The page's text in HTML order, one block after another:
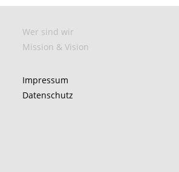
Wer sind wir
Mission & Vision
Impressum
Datenschutz